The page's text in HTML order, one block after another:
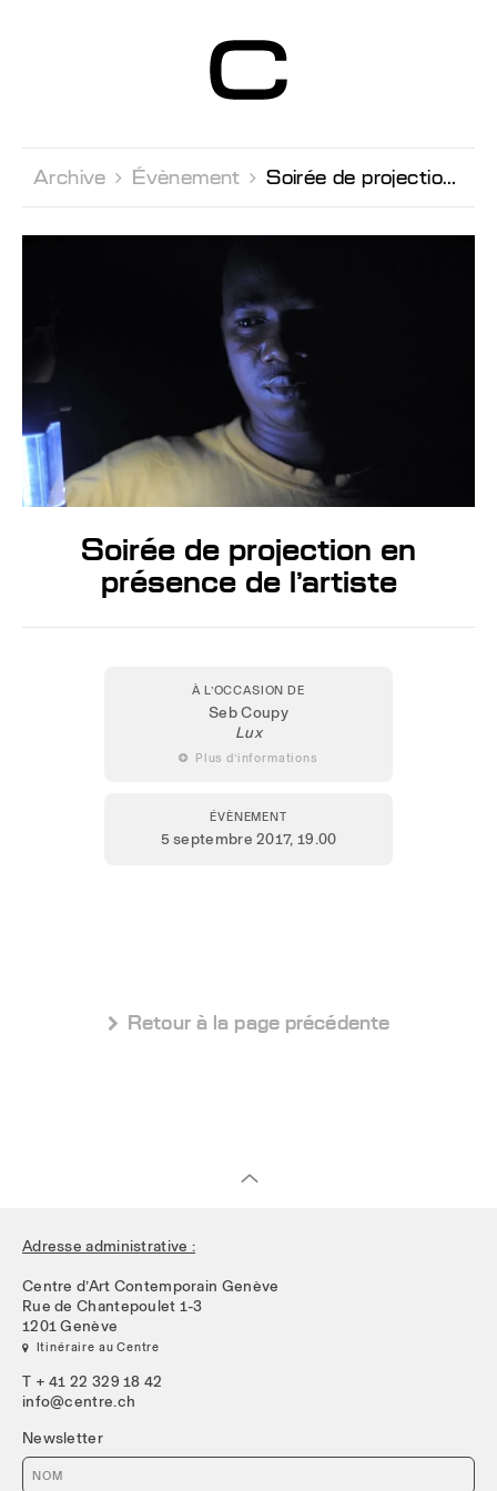
Contemporain
Genève
Archive  Évènement  Soirée de projection en présence de l'artiste
Soirée de projection en
présence de l’artiste
À L’OCCASION DE
Seb Coupy
Lux
 Plus d’informations
ÉVÈNEMENT
5 septembre 2017, 19.00
 Retour à la page précédente
Adresse administrative :
Centre d’Art Contemporain Genève
Rue de Chantepoulet 1-3
1201 Genève
 Itinéraire au Centre
T + 41 22 329 18 42
info@centre.ch
Newsletter